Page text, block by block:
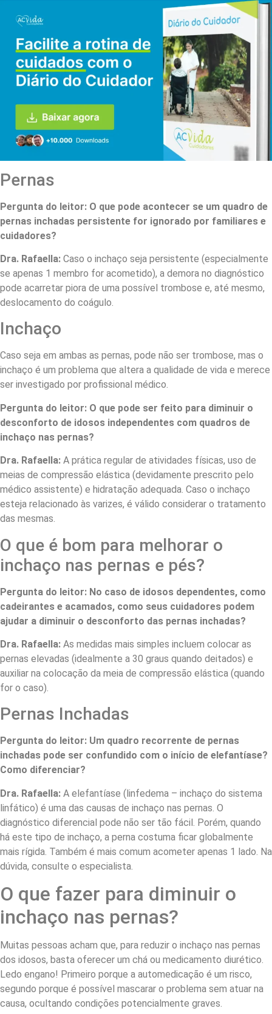
Pernas
Pergunta do leitor: O que pode acontecer se um quadro de
pernas inchadas persistente for ignorado por familiares e
cuidadores?
Dra. Rafaella: Caso o inchaço seja persistente (especialmente
se apenas 1 membro for acometido), a demora no diagnóstico
pode acarretar piora de uma possível trombose e, até mesmo,
deslocamento do coágulo.
Inchaço
Caso seja em ambas as pernas, pode não ser trombose, mas o
inchaço é um problema que altera a qualidade de vida e merece
ser investigado por profissional médico.
Pergunta do leitor: O que pode ser feito para diminuir o
desconforto de idosos independentes com quadros de
inchaço nas pernas?
Dra. Rafaella: A prática regular de atividades físicas, uso de
meias de compressão elástica (devidamente prescrito pelo
médico assistente) e hidratação adequada. Caso o inchaço
esteja relacionado às varizes, é válido considerar o tratamento
das mesmas.
O que é bom para melhorar o
inchaço nas pernas e pés?
Pergunta do leitor: No caso de idosos dependentes, como
cadeirantes e acamados, como seus cuidadores podem
ajudar a diminuir o desconforto das pernas inchadas?
Dra. Rafaella: As medidas mais simples incluem colocar as
pernas elevadas (idealmente a 30 graus quando deitados) e
auxiliar na colocação da meia de compressão elástica (quando
for o caso).
Pernas Inchadas
Pergunta do leitor: Um quadro recorrente de pernas
inchadas pode ser confundido com o início de elefantíase?
Como diferenciar?
Dra. Rafaella: A elefantíase (linfedema – inchaço do sistema
linfático) é uma das causas de inchaço nas pernas. O
diagnóstico diferencial pode não ser tão fácil. Porém, quando
há este tipo de inchaço, a perna costuma ficar globalmente
mais rígida. Também é mais comum acometer apenas 1 lado. Na
dúvida, consulte o especialista.
O que fazer para diminuir o
inchaço nas pernas?
Muitas pessoas acham que, para reduzir o inchaço nas pernas
dos idosos, basta oferecer um chá ou medicamento diurético.
Ledo engano! Primeiro porque a automedicação é um risco,
segundo porque é possível mascarar o problema sem atuar na
causa, ocultando condições potencialmente graves.